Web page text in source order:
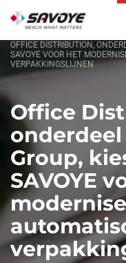
OFFICE DISTRIBUTION,
SAVOYE VOOR HET
VERPAKKINGSLIJNEN
Office
onderdeel
Group,
SAVOYE